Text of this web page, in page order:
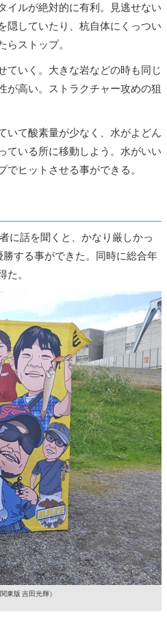
イルが絶対的に有利。見逃せない
隠していたり、杭自体にくっつい
ストップ。
ていく。大きな岩などの時も同じ
が高い。ストラクチャー攻めの狙
いて酸素量が少なく、水がよどん
ている所に移動しよう。水がいい
ヒットさせる事ができる。
に話を聞くと、かなり厳しかっ
する事ができた。同時に総合年
。
東版 吉田光輝）